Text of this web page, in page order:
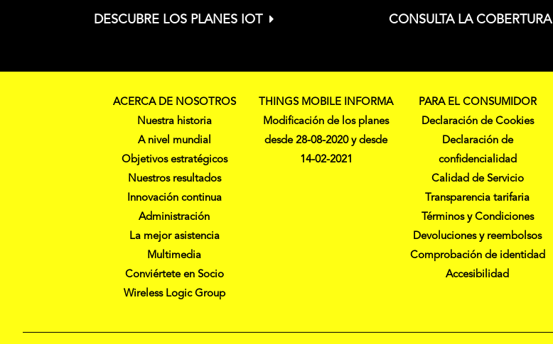
DESCUBRE LOS PLANES IOT CONSULTA LA COBERTURA
ACERCA DE NOSOTROS
Nuestra historia
A nivel mundial
Objetivos estratégicos
Nuestros resultados
Innovación continua
Administración
La mejor asistencia
Multimedia
Conviértete en Socio
Wireless Logic Group
THINGS MOBILE INFORMA
Modificación de los planes
desde 28-08-2020 y desde
14-02-2021
PARA EL CONSUMIDOR
Declaración de Cookies
Declaración de
confidencialidad
Calidad de Servicio
Transparencia tarifaria
Términos y Condiciones
Devoluciones y reembolsos
Comprobación de identidad
Accesibilidad